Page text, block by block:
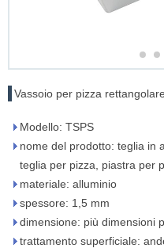
Vassoio per pizza
Modello: TSPS
nome del prodotto: teglia in
teglia per pizza, piastra per
materiale: alluminio
spessore: 1,5 mm
dimensione: più dimensioni
trattamento superficiale: